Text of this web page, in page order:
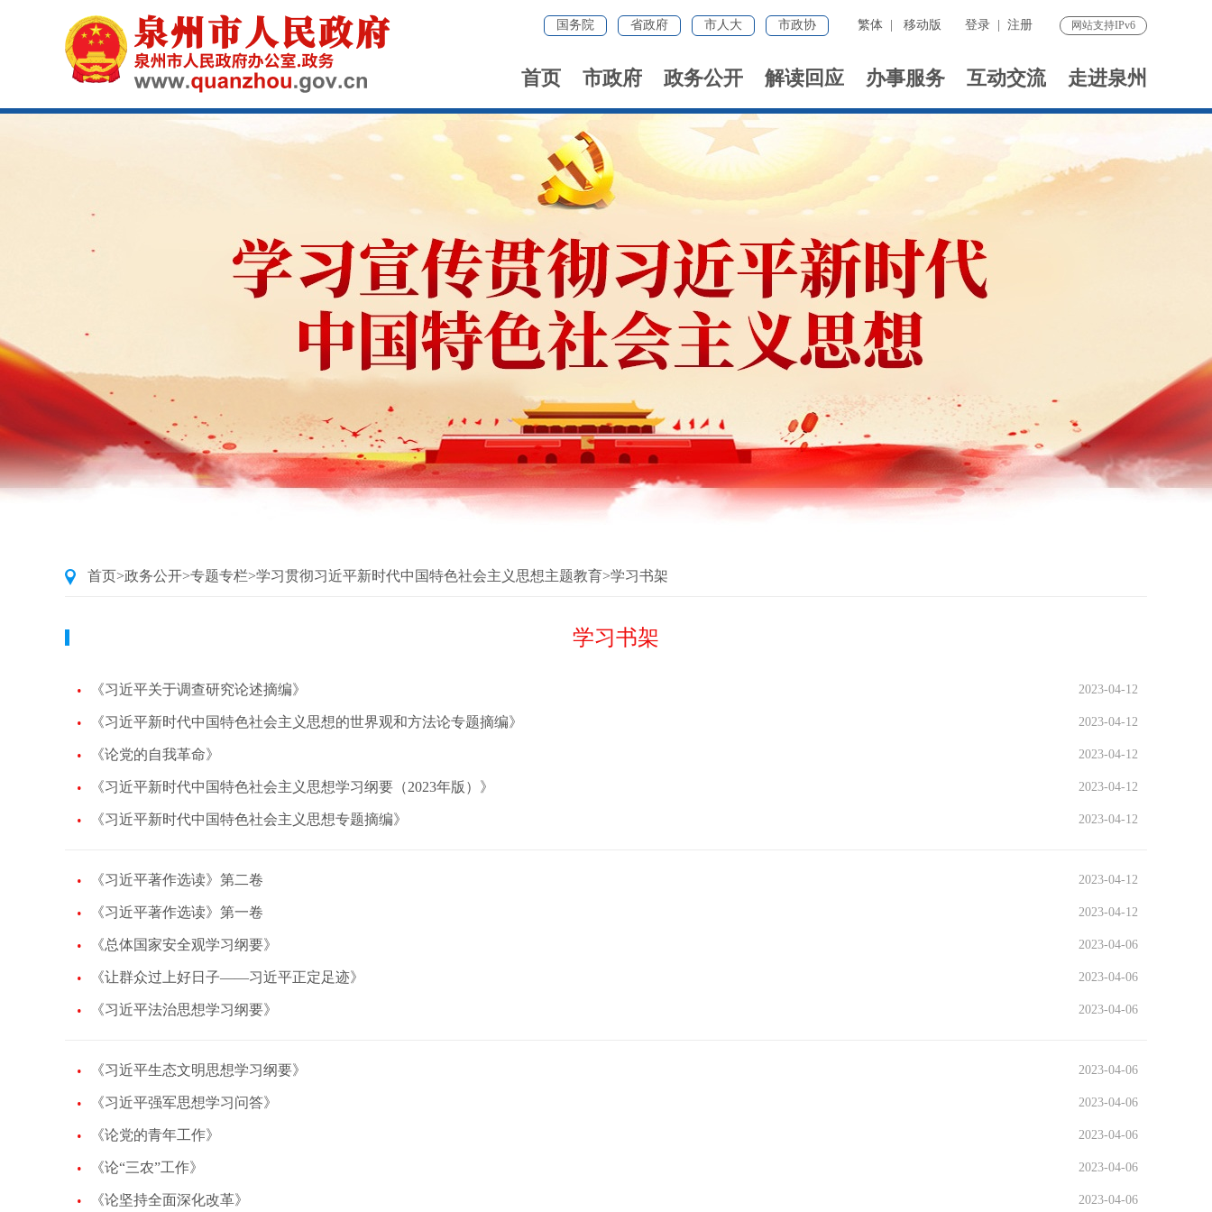
国务院 省政府 市人大 市政协 繁体 移动版 登录 注册 网站支持IPv6
首页 市政府 政务公开 解读回应 办事服务 互动交流 走进泉州
首页>政务公开>专题专栏>学习贯彻习近平新时代中国特色社会主义思想主题教育>学习书架
学习书架
2023-04-12
《习近平关于调查研究论述摘编》
2023-04-12
《习近平新时代中国特色社会主义思想的世界观和方法论专题摘编》
2023-04-12
《论党的自我革命》
2023-04-12
《习近平新时代中国特色社会主义思想学习纲要（2023年版）》
2023-04-12
《习近平新时代中国特色社会主义思想专题摘编》
2023-04-12
《习近平著作选读》第二卷
2023-04-12
《习近平著作选读》第一卷
2023-04-06
《总体国家安全观学习纲要》
2023-04-06
《让群众过上好日子——习近平正定足迹》
2023-04-06
《习近平法治思想学习纲要》
2023-04-06
《习近平生态文明思想学习纲要》
2023-04-06
《习近平强军思想学习问答》
2023-04-06
《论党的青年工作》
2023-04-06
《论“三农”工作》
2023-04-06
《论坚持全面深化改革》